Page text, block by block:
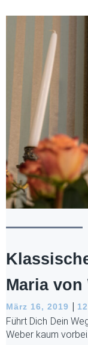
Maria von
März 16, 2019 |
Führt Dich Dein
Weber kaum